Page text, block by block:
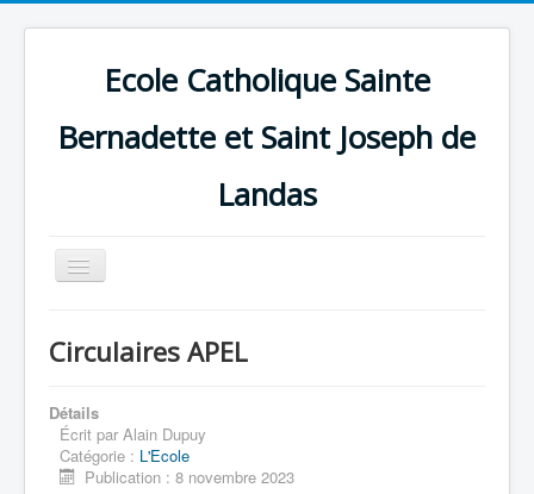
Ecole Catholique Sainte
Bernadette et Saint Joseph de
Landas
Basculer
la
Circulaires APEL
Détails
Écrit par Alain Dupuy
Catégorie : L'Ecole
Publication : 8 novembre 2023